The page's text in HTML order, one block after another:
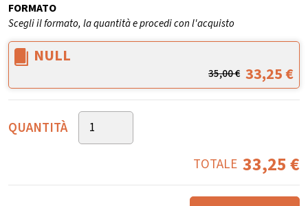
FORMATO
Scegli il formato, la quantità e procedi con l'acquisto
NULL
35,00€ 33,25€
QUANTITÀ
TOTALE 33,25€